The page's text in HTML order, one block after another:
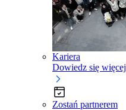
Kariera
Dowiedz się więcej
Zostań partnerem